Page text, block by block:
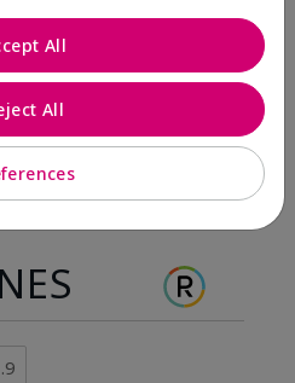
All
All